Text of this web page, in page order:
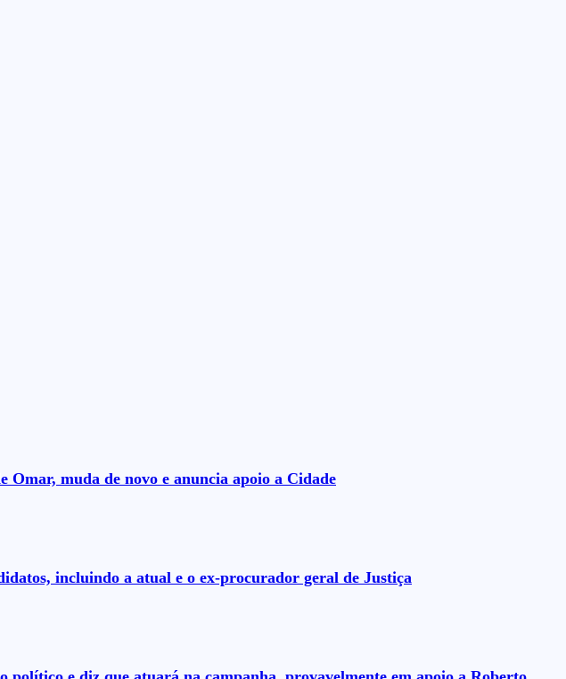
Omar, muda de novo e anuncia apoio a Cidade
incluindo a atual e o ex-procurador geral de Justiça